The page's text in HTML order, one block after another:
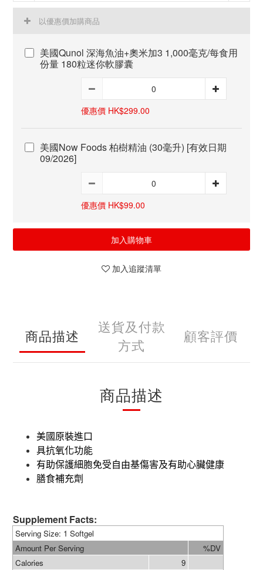
以優惠價加購商品
美國Qunol 深海魚油+奧米加3 1,000毫克/每食用
份量 180粒迷你軟膠囊
優惠價 HK$299.00
美國Now Foods 柏樹精油 (30毫升) [有效日期
09/2026]
優惠價 HK$99.00
加入購物車
加入追蹤清單
商品描述
送貨及付款
方式
顧客評價
商品描述
美國原裝進口
具抗氧化功能
有助保護細胞免受自由基傷害及有助心臟健康
膳食補充劑
Supplement Facts:
Serving Size: 1 Softgel
Amount Per Serving
%DV
Calories
9